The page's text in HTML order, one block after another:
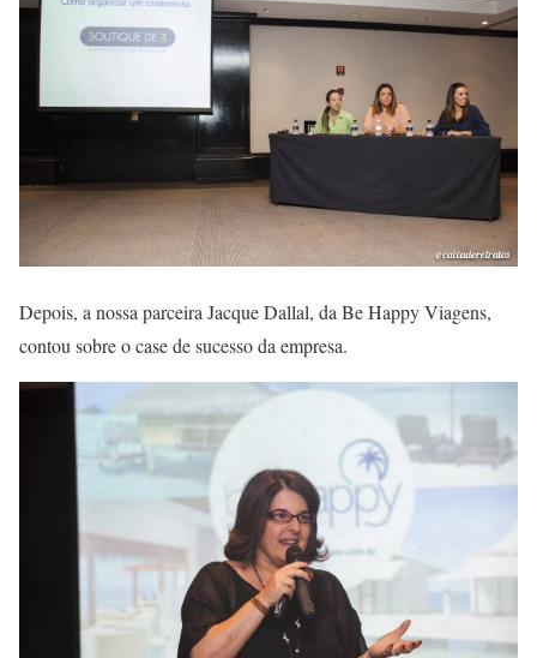
Depois, a nossa parceira Jacque Dallal, da Be Happy Viagens,
contou sobre o case de sucesso da empresa.